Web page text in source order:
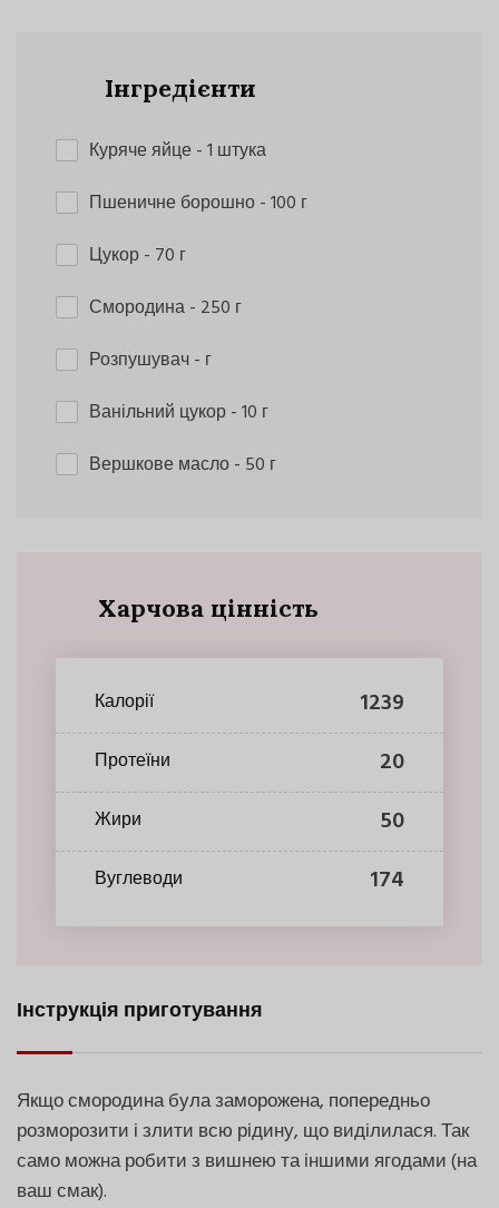
Інгредієнти
Куряче яйце- 1 штука
Пшеничне борошно- 100 г
Цукор- 70 г
Смородина- 250 г
Розпушувач- г
Ванільний цукор- 10 г
Вершкове масло- 50 г
Харчова цінність
Калорії 1239
Протеїни 20
Жири 50
Вуглеводи 174
Інструкція приготування
Якщо смородина була заморожена, попередньо
розморозити і злити всю рідину, що виділилася. Так
само можна робити з вишнею та іншими ягодами (на
ваш смак).